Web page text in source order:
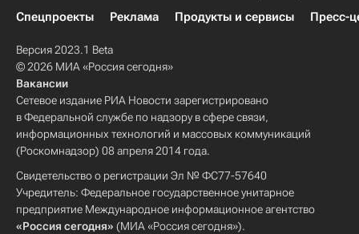
Спецпроекты
Реклама Продукты и сервисы Пресс-
Версия 2023.1 Beta
© 2026 МИА «Россия сегодня»
Вакансии
Сетевое издание РИА Новости зарегистрировано
в Федеральной службе по надзору в сфере связи,
информационных технологий и массовых коммуникаций
(Роскомнадзор) 08 апреля 2014 года.
Свидетельство о регистрации Эл № ФС77-57640
Учредитель: Федеральное государственное унитарное
предприятие Международное информационное агентство
«Россия сегодня» (МИА «Россия сегодня»).